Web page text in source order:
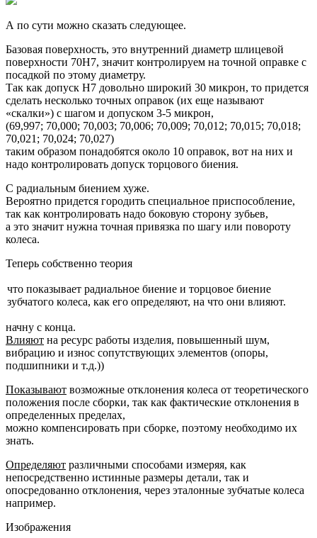
А по сути можно сказать следующее.
Базовая поверхность, это внутренний диаметр шлицевой
поверхности 70H7, значит контролируем на точной оправке с
посадкой по этому диаметру.
Так как допуск Н7 довольно широкий 30 микрон, то придется
сделать несколько точных оправок (их еще называют
«скалки») с шагом и допуском 3-5 микрон,
(69,997; 70,000; 70,003; 70,006; 70,009; 70,012; 70,015; 70,018;
70,021; 70,024; 70,027)
таким образом понадобятся около 10 оправок, вот на них и
надо контролировать допуск торцового биения.
С радиальным биением хуже.
Вероятно придется городить специальное приспособление,
так как контролировать надо боковую сторону зубьев,
а это значит нужна точная привязка по шагу или повороту
колеса.
Теперь собственно теория
что показывает радиальное биение и торцовое биение
зубчатого колеса, как его определяют, на что они влияют.
начну с конца.
Влияют на ресурс работы изделия, повышенный шум,
вибрацию и износ сопутствующих элементов (опоры,
подшипники и т.д.))
Показывают возможные отклонения колеса от теоретического
положения после сборки, так как фактические отклонения в
определенных пределах,
можно компенсировать при сборке, поэтому необходимо их
знать.
Определяют различными способами измеряя, как
непосредственно истинные размеры детали, так и
опосредованно отклонения, через эталонные зубчатые колеса
например.
Изображения